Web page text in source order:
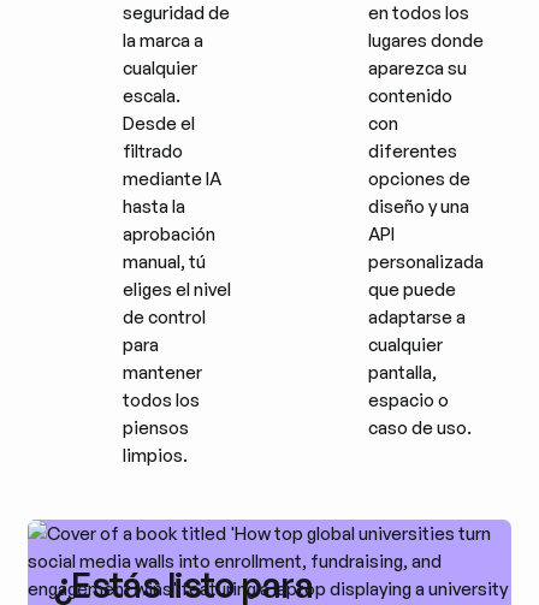
seguridad de
la marca a
cualquier
escala.
Desde el
filtrado
mediante IA
hasta la
aprobación
manual, tú
eliges el nivel
de control
para
mantener
todos los
piensos
limpios.
en todos los
lugares donde
aparezca su
contenido
con
diferentes
opciones de
diseño y una
API
personalizada
que puede
adaptarse a
cualquier
pantalla,
espacio o
caso de uso.
¿Estás listo para